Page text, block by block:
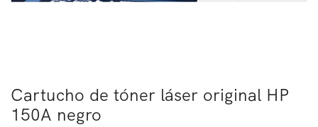
Cartucho de tóner láser original HP
150A negro